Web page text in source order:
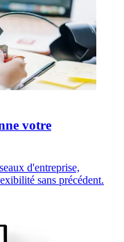
votre
d'entreprise,
sans précédent.